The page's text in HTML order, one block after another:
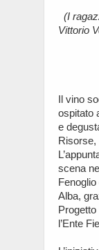
(I
Vittorio
Il vino
ospitato
e
Risorse,
scena
Alba,
l’Ente